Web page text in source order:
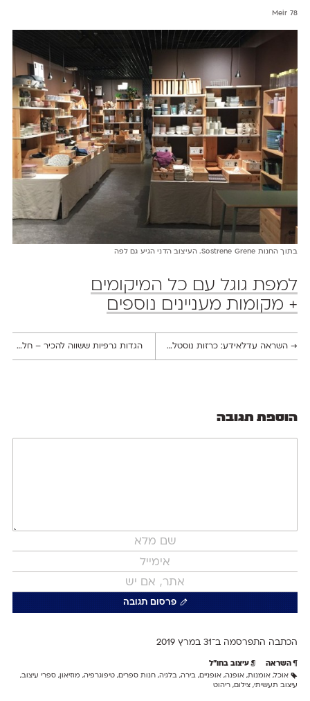
Meir 78
בתוך החנות Sostrene Grene. העיצוב הדני הגיע גם לפה
למפת גוגל עם כל המיקומים
+ מקומות מעניינים נוספים
→השראה עדלאידע: כרזות נוסטלגיות לכבוד פורים – חלק א׳ הגדות גרפיות ששווה להכיר – חלק ד׳
הוספת תגובה
פרסום תגובה
הכתבה התפרסמה ב־31 ב מרץ 2019
השראה עיצוב בחו"ל
אוכל, אומנות, אופנה, אופניים, בירה, בלגיה, חנות ספרים, טיפוגרפיה, מוזיאון , ספרי עיצוב,
עיצוב תעשיתי, צילום, ריהוט